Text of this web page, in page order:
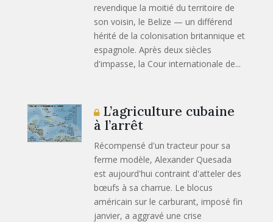
revendique la moitié du territoire de
son voisin, le Belize — un différend
hérité de la colonisation britannique et
espagnole. Après deux siècles
d'impasse, la Cour internationale de...
L’agriculture cubaine
à l’arrêt
Récompensé d'un tracteur pour sa
ferme modèle, Alexander Quesada
est aujourd'hui contraint d'atteler des
bœufs à sa charrue. Le blocus
américain sur le carburant, imposé fin
janvier, a aggravé une crise